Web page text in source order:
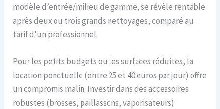
modèle d’entrée/milieu de gamme, se révèle rentable
après deux ou trois grands nettoyages, comparé au
tarif d’un professionnel.
Pour les petits budgets ou les surfaces réduites, la
location ponctuelle (entre 25 et 40 euros par jour) offre
un compromis malin. Investir dans des accessoires
robustes (brosses, paillassons, vaporisateurs)